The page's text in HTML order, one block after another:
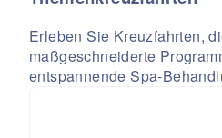
Erleben Sie Kreuzfahrten,
maßgeschneiderte
entspannende Spa-